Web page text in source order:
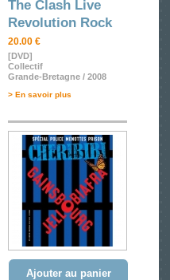
The Clash Live
Revolution Rock
20.00 €
[DVD]
Collectif
Grande-Bretagne / 2008
> En savoir plus
Ajouter au panier